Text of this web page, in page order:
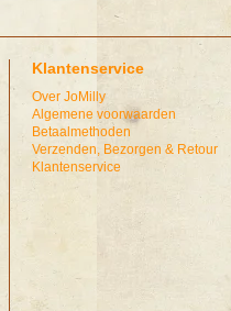
Klantenservice
Over JoMilly
Algemene voorwaarden
Betaalmethoden
Verzenden, Bezorgen & Retour
Klantenservice